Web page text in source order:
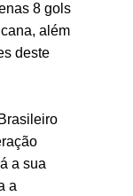
8 gols
além
deste
a sua
a